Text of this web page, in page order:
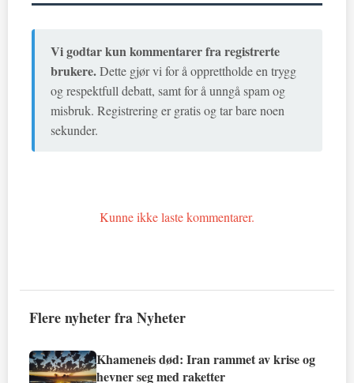
Vi godtar kun kommentarer fra registrerte
brukere.Dette gjør vi for å opprettholde en trygg
og respektfull debatt, samt for å unngå spam og
misbruk. Registrering er gratis og tar bare noen
sekunder.
Kunne ikke laste kommentarer.
Flere nyheter fra Nyheter
Khameneis død: Iran rammet av krise og
hevner seg med raketter